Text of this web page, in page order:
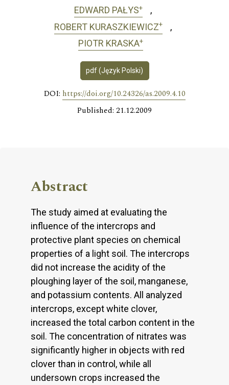
EDWARD PAŁYS+
ROBERT KURASZKIEWICZ+
PIOTR KRASKA+
pdf (Język Polski)
DOI: https://doi.org/10.24326/as.2009.4.10
Published: 21.12.2009
Abstract
The study aimed at evaluating the
influence of the intercrops and
protective plant species on chemical
properties of a light soil. The intercrops
did not increase the acidity of the
ploughing layer of the soil, manganese,
and potassium contents. All analyzed
intercrops, except white clover,
increased the total carbon content in the
soil. The concentration of nitrates was
significantly higher in objects with red
clover than in control, while all
undersown crops increased the